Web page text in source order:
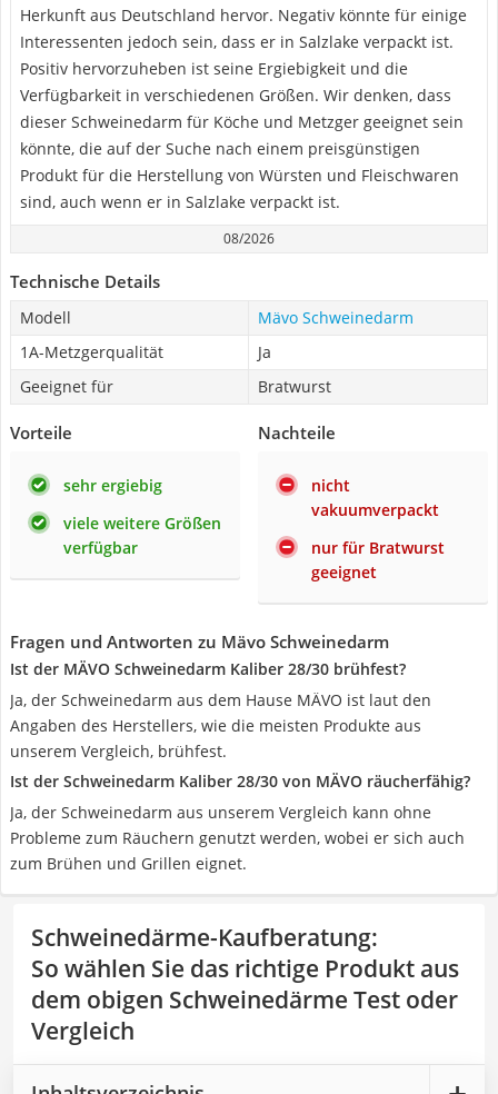
Herkunft aus Deutschland hervor. Negativ könnte für einige
Interessenten jedoch sein, dass er in Salzlake verpackt ist.
Positiv hervorzuheben ist seine Ergiebigkeit und die
Verfügbarkeit in verschiedenen Größen. Wir denken, dass
dieser Schweinedarm für Köche und Metzger geeignet sein
könnte, die auf der Suche nach einem preisgünstigen
Produkt für die Herstellung von Würsten und Fleischwaren
sind, auch wenn er in Salzlake verpackt ist.
08/2026
Technische Details
Modell
Mävo Schweinedarm
1A-Metzgerqualität
Ja
Geeignet für
Bratwurst
Vorteile
sehr ergiebig
viele weitere Größen
verfügbar
Nachteile
nicht
vakuumverpackt
nur für Bratwurst
geeignet
Fragen und Antworten zu Mävo Schweinedarm
Ist der MÄVO Schweinedarm Kaliber 28/30 brühfest?
Ja, der Schweinedarm aus dem Hause MÄVO ist laut den
Angaben des Herstellers, wie die meisten Produkte aus
unserem Vergleich, brühfest.
Ist der Schweinedarm Kaliber 28/30 von MÄVO räucherfähig?
Ja, der Schweinedarm aus unserem Vergleich kann ohne
Probleme zum Räuchern genutzt werden, wobei er sich auch
zum Brühen und Grillen eignet.
Schweinedärme-Kaufberatung:
So wählen Sie das richtige Produkt aus
dem obigen Schweinedärme Test oder
Vergleich